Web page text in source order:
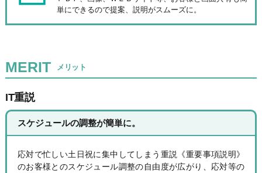
単にできるので提案、説明がスムーズに。
MERIT メリット
IT重説
スケジュールの調整が簡単に。
応対で忙しい土日祝に集中してしまう重説《重要事項説明》
のお客様とのスケジュール調整の自由度が広がり、応対等の